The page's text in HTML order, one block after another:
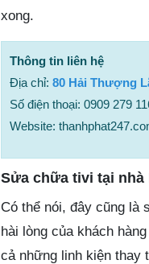
xong.
Thông tin liên hệ
Địa chỉ: 80 Hải Thượng
Số điện thoại: 0909 279
Website:
Sửa chữa tivi tại nhà
Có thể nói, đây cũng là
hài lòng của khách
cả những linh kiện thay